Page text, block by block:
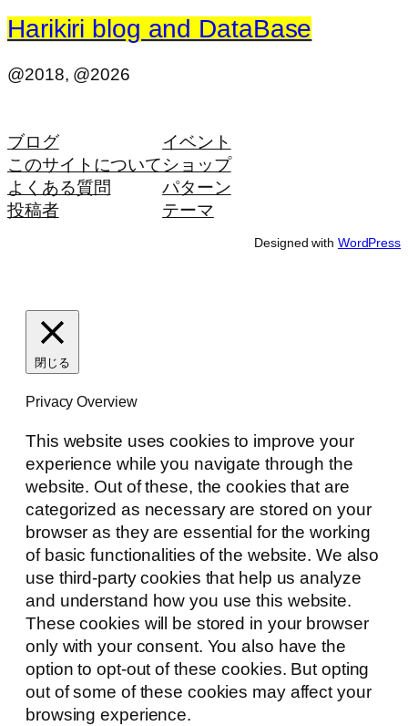
Harikiri blog and DataBase
@2018, @2026
ブログ
このサイトについて
よくある質問
投稿者
イベント
ショップ
パターン
テーマ
Designed with WordPress
閉じる
Privacy Overview
This website uses cookies to improve your
experience while you navigate through the
website. Out of these, the cookies that are
categorized as necessary are stored on your
browser as they are essential for the working
of basic functionalities of the website. We also
use third-party cookies that help us analyze
and understand how you use this website.
These cookies will be stored in your browser
only with your consent. You also have the
option to opt-out of these cookies. But opting
out of some of these cookies may affect your
browsing experience.